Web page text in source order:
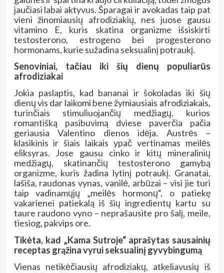
jaučiasi labai aktyvus. Šparagai ir avokadas taip pat
vieni žinomiausių afrodiziakių, nes juose gausu
vitamino E, kuris skatina organizme išsiskirti
testosterono, estrogeno bei progesterono
hormonams, kurie sužadina seksualinį potraukį.
Senoviniai, tačiau iki šių dienų populiarūs
afrodiziakai
Jokia paslaptis, kad bananai ir šokoladas iki šių
dienų vis dar laikomi bene žymiausiais afrodiziakais,
turinčiais stimuliuojančių medžiagų, kurios
romantišką pasibuvimą dviese paverčia pačia
geriausia Valentino dienos idėja. Austrės –
klasikinis ir šiais laikais ypač vertinamas meilės
eliksyras. Jose gausu cinko ir kitų mineralinių
medžiagų, skatinančių testosterono gamybą
organizme, kuris žadina lytinį potraukį. Granatai,
lašiša, raudonas vynas, vanilė, arbūzai – visi jie turi
taip vadinamųjų „meilės hormonų“, o patiekę
vakarienei patiekalą iš šių ingredientų kartu su
taure raudono vyno – neprašausite pro šalį, meile,
tiesiog, pakvips ore.
Tikėta, kad „Kama Sutroje“ aprašytas sausainių
receptas grąžina vyrui seksualinį gyvybingumą
Vienas netikėčiausių afrodiziakų, atkeliavusių iš